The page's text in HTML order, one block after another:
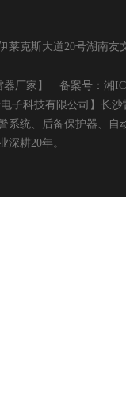
莱克斯大道20号湖南
器厂家】 备案号： 湘
电子科技有限公司】长
系统、后备保护器、
深耕20年。